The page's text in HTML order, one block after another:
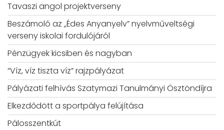
Tavaszi angol projektverseny
Beszámoló az „Édes Anyanyelv” nyelvműveltségi
verseny iskolai fordulójáról
Pénzügyek kicsiben és nagyban
“Víz, víz tiszta víz” rajzpályázat
Pályázati felhívás Szatymazi Tanulmányi Ösztöndíjra
Elkezdődött a sportpálya felújítása
Pálosszentkút